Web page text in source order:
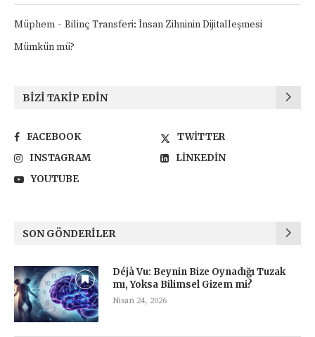
Müphem - Bilinç Transferi: İnsan Zihninin Dijitalleşmesi
Mümkün mü?
BIZI TAKIP EDIN
FACEBOOK
TWITTER
INSTAGRAM
LINKEDIN
YOUTUBE
SON GÖNDERILER
Déjà Vu: Beynin Bize Oynadığı Tuzak
mı, Yoksa Bilimsel Gizem mi?
Nisan 24, 2026